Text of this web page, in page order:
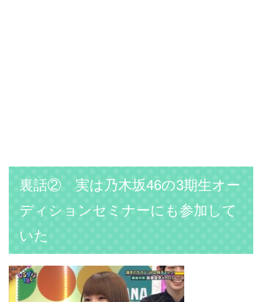
裏話② 実は乃木坂46の3期生オー
ディションセミナーにも参加して
いた